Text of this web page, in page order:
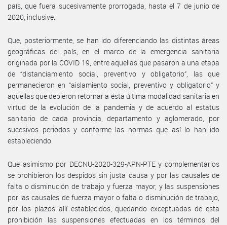
país, que fuera sucesivamente prorrogada, hasta el 7 de junio de
2020, inclusive.
Que, posteriormente, se han ido diferenciando las distintas áreas
geográficas del país, en el marco de la emergencia sanitaria
originada por la COVID 19, entre aquellas que pasaron a una etapa
de “distanciamiento social, preventivo y obligatorio”, las que
permanecieron en “aislamiento social, preventivo y obligatorio” y
aquellas que debieron retornar a ésta última modalidad sanitaria en
virtud de la evolución de la pandemia y de acuerdo al estatus
sanitario de cada provincia, departamento y aglomerado, por
sucesivos periodos y conforme las normas que así lo han ido
estableciendo.
Que asimismo por DECNU-2020-329-APN-PTE y complementarios
se prohibieron los despidos sin justa causa y por las causales de
falta o disminución de trabajo y fuerza mayor, y las suspensiones
por las causales de fuerza mayor o falta o disminución de trabajo,
por los plazos allí establecidos, quedando exceptuadas de esta
prohibición las suspensiones efectuadas en los términos del